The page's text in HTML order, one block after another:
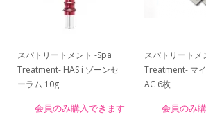
スパトリートメント -Spa
Treatment- HAS i ゾーンセ
ーラム 10g
会員のみ購入できます
スパトリートメ
Treatment- マ
AC 6枚
会員のみ